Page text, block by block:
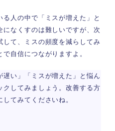
人の中で「ミスが増えた」と
なくすのは難しいですが、次
て、ミスの頻度を減らしてみ
自信につながりますよ。
い」「ミスが増えた」と悩ん
してみましょう。改善する方
てみてくださいね。